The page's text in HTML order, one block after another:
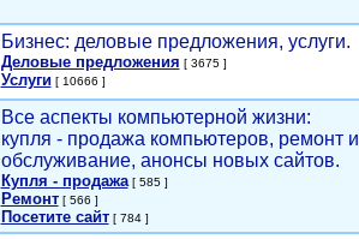
Бизнес: деловые предложения, услуги.
Деловые предложения [ 3675 ]
Услуги[ 10666 ]
Все аспекты компьютерной жизни:
купля - продажа компьютеров, ремонт и
обслуживание, анонсы новых сайтов.
Купля - продажа[ 585 ]
Ремонт[ 566 ]
Посетите сайт[ 784 ]